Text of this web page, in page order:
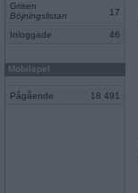
Grisen
Böjningslistan
17
Inloggade 46
Mobilspel
Pågående 18 491